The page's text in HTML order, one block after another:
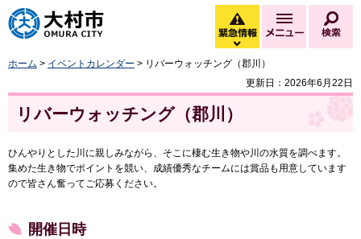
大村市
緊急情報
緊急情報を開く
メニュー
ホーム > イベントカレンダー > リバーウォッチング（郡川）
更新日：2026年6月22日
リバーウォッチング（郡川）
ひんやりとした川に親しみながら、そこに棲む生き物や川の水質を調べます。
集めた生き物でポイントを競い、成績優秀なチームには賞品も用意しています
ので皆さん奮ってご応募ください。
開催日時